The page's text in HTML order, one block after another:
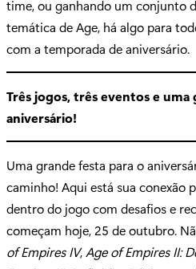
time, ou ganhando um conjunto
temática de Age, há algo para
com a temporada de aniversário.
Três jogos, três eventos e uma
aniversário!
Uma grande festa para o
caminho! Aqui está sua conexão
dentro do jogo com desafios e
começam hoje, 25 de outubro.
of Empires IV,Age of Empires II: